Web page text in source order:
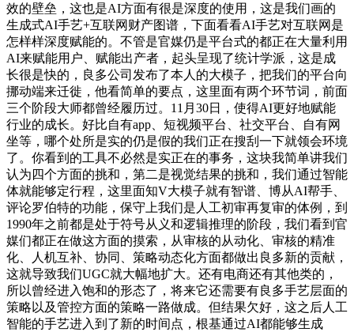
效的壁垒，这也是AI方面有很是深度的使用，这是我们画的
生成式AI手艺+互联网财产图谱，下面看看AI手艺对互联网是
怎样样深度赋能的。不管是官媒仍是平台式的都正在大量利用
AI来赋能用户、赋能出产者，起头呈现了统计学派，这是成
长很是快的，良多公司发布了本人的大模子，把我们的平台向
挪动端来迁徙，他看简单的要点，这里面有两个环节词，前面
三个阶段大师都曾经履历过。11月30日，使得AI更好地赋能
行业的成长。好比自有app、短视频平台、社交平台、自有网
坐等，哪个处所是实的仍是假的我们正在搜刮一下就领会环境
了。你看到的工具不必然是实正在的事务，这块我简单讲我们
认为四个方面的挑和，第二是视觉结果的挑和，我们通过智能
体就能够定行程，这里面知V大模子就有智谱、博从AI帮手、
评论罗伯特的功能，保守上我们是人工初审再复审的体例，到
1990年之前都是处于符号从义和逻辑推理的阶段，我们看到官
媒们都正在做这方面的摸索，从审核的从动化、审核的精准
化、人机互补、协同、策略动态化方面都做出良多新的贡献，
这就导致我们UGC就大幅地扩大。还有电商还有其他类的，
所以曾经进入饱和的形态了，将来它还需要有良多手艺层面的
策略以及管控方面的策略一路做成。但结果欠好，这之后人工
智能的手艺进入到了新的时间点，根基通过AI都能够生成